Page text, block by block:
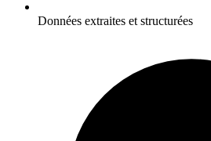
Données extraites et structurées